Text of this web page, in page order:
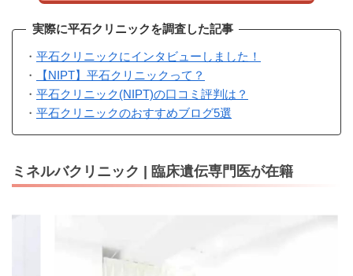
実際に平石クリニックを調査した記事
・ 平石クリニックにインタビューしました！
・
【NIPT】平石クリニックって？
・ 平石クリニック(NIPT)の口コミ評判は？
・ 平石クリニックのおすすめブログ5選
ミネルバクリニック | 臨床遺伝専門医が在籍